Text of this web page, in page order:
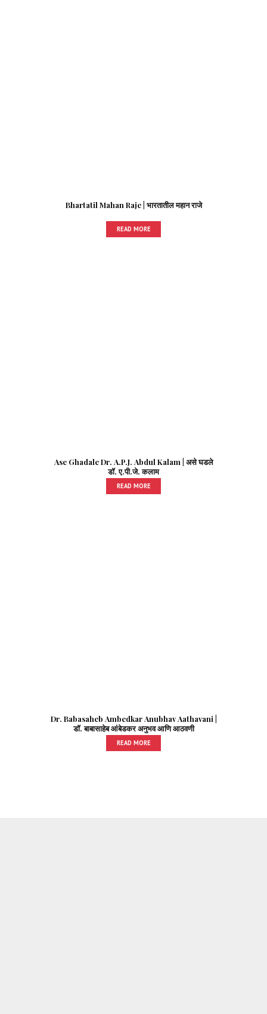
Bhartatil Mahan Raje | भारतातील महान राजे
READ MORE
Ase Ghadale Dr. A.P.J. Abdul Kalam | असे घडले
डॉ. ए.पी.जे. कलाम
READ MORE
Dr. Babasaheb Ambedkar Anubhav Aathavani |
डॉ. बाबासाहेब आंबेडकर अनुभव आणि आठवणी
READ MORE